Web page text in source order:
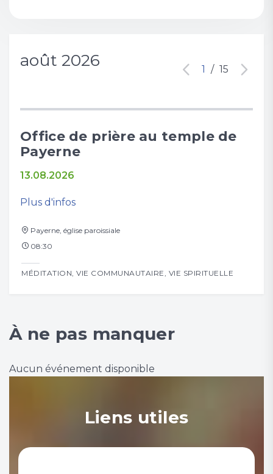
août 2026 1 / 15
Office de prière au temple de
Payerne
13.08.2026
Plus d'infos
Payerne, église paroissiale
08:30
MÉDITATION, VIE COMMUNAUTAIRE, VIE SPIRITUELLE
À ne pas manquer
Aucun événement disponible
Liens utiles